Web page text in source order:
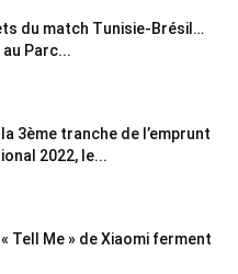
du match Tunisie-Brésil…
au Parc...
3ème tranche de l’emprunt
2022, le...
Tell Me » de Xiaomi ferment